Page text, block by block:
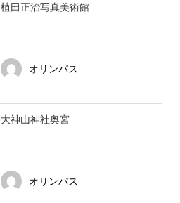
植田正治写真美術館
オリンパス
大神山神社奥宮
オリンパス